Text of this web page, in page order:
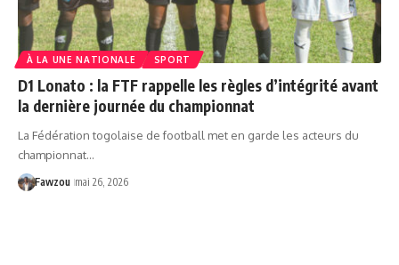
À LA UNE NATIONALE SPORT
D1 Lonato : la FTF rappelle les règles d’intégrité avant
la dernière journée du championnat
La Fédération togolaise de football met en garde les acteurs du
championnat…
Fawzou mai 26, 2026